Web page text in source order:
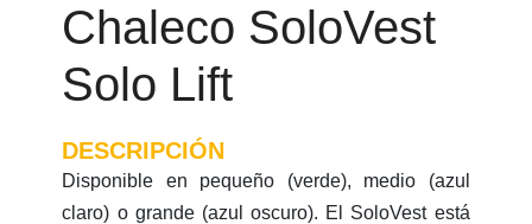
Chaleco SoloVest
Solo Lift
DESCRIPCIÓN
Disponible en pequeño (verde), medio (azul
claro) o grande (azul oscuro). El SoloVest está